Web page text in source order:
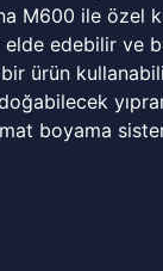
M600 ile özel
edebilir ve
ürün
boyama